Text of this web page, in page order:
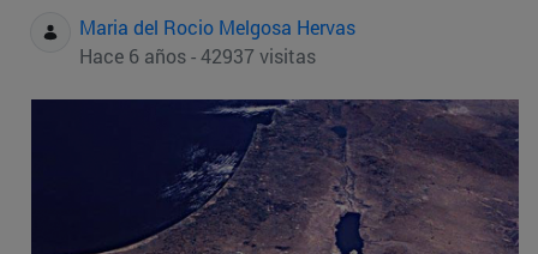
Maria del Rocio Melgosa Hervas
Hace 6 años - 42937 visitas